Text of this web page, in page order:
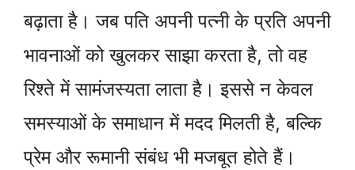
बढ़ाता है। जब पति अपनी पत्नी के प्रति अपनी
भावनाओं को खुलकर साझा करता है, तो वह
रिश्ते में सामंजस्यता लाता है। इससे न केवल
समस्याओं के समाधान में मदद मिलती है, बल्कि
प्रेम और रूमानी संबंध भी मजबूत होते हैं।